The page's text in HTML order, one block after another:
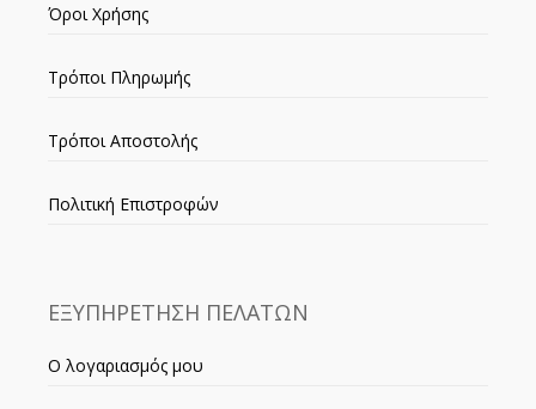
Όροι Χρήσης
Τρόποι Πληρωμής
Τρόποι Αποστολής
Πολιτική Επιστροφών
ΕΞΥΠΗΡΕΤΗΣΗ ΠΕΛΑΤΩΝ
Ο λογαριασμός μου